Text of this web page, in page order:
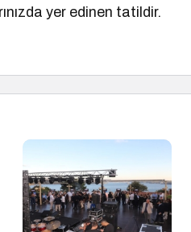
yer edinen tatildir.